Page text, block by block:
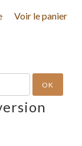
Voir le panier
OK